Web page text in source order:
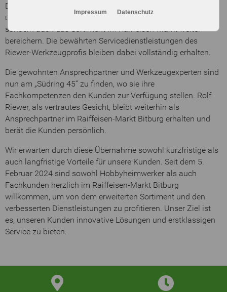
Die Übernahme des Riewer-Werkzeugprofis wird nicht nur
unsere bestehenden Kompetenzen sinnvoll ergänzen,
sondern auch das Sortiment im Raiffeisen-Markt weiter
bereichern. Die bewährten Servicedienstleistungen des
Riewer-Werkzeugprofis bleiben dabei vollständig erhalten.
Die gewohnten Ansprechpartner und Werkzeugexperten sind
nun am „Südring 45“ zu finden, wo sie ihre
Fachkompetenzen den Kunden zur Verfügung stellen. Rolf
Riewer, als vertrautes Gesicht, bleibt weiterhin als
Ansprechpartner im Raiffeisen-Markt Bitburg erhalten und
berät die Kunden persönlich.
Wir erwarten durch diese Übernahme sowohl kurzfristige als
auch langfristige Vorteile für unsere Kunden. Seit dem 5.
Februar 2024 sind sowohl Hobbyheimwerker als auch
Fachkunden herzlich im Raiffeisen-Markt Bitburg
willkommen, um von dem erweiterten Sortiment und den
verbesserten Dienstleistungen zu profitieren. Unser Ziel ist
es, unseren Kunden innovative Lösungen und erstklassigen
Service zu bieten.
Impressum Datenschutz